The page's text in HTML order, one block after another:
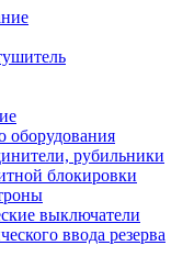
оборудования
рубильники
блокировки
выключатели
ввода резерва